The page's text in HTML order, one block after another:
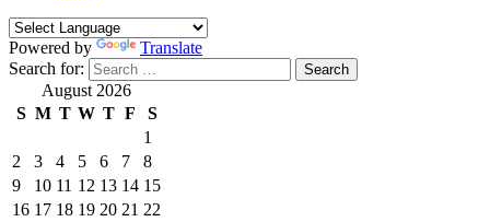
Powered by
Translate
Search for:
August 2026
S M T W T F
S
1
2
3 4 5 6 7
8
9
10 11 12 13 14 15
16 17 18 19 20 21 22